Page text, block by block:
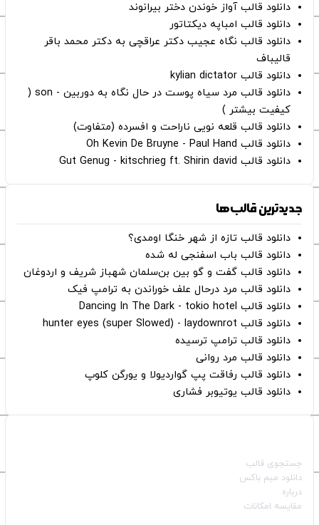
دانلود قالب آواز خوندن دختر بیرانوند
دانلود قالب امباپه دیکتاتور
دانلود قالب نگاه عجیب دکتر عراقچی به دکتر محمد باقر
قالیباف
دانلود قالب kylian dictator
دانلود قالب مرد سیاه پوست در حال نگاه به دوربین - son (
کیفیت بیشتر )
دانلود قالب قلعه نویی ناراحت و افسرده (متفاوت)
دانلود قالب Oh Kevin De Bruyne - Paul Hand
دانلود قالب Gut Genug - kitschrieg ft. Shirin david
جدیدترین قالب‌ها
دانلود قالب تازه از شهر خنگا اومدی؟
دانلود قالب باب اسفنجی له شده
دانلود قالب گفت و گو بین بن‌سلمان شهباز شریف و اردوغان
دانلود قالب مرد درحال علف خوراندن به ترامپ فیک
دانلود قالب Dancing In The Dark - tokio hotel
دانلود قالب hunter eyes (super Slowed) - laydownrot
دانلود قالب ترامپ ترسیده
دانلود قالب مرد روانی
دانلود قالب رفاقت پپ گواردیولا و یورگن کلوپ
دانلود قالب یوتیوبر فشاری
جستجوی قالب
دانلود میم باکس
درباره
مقایسه امکانات